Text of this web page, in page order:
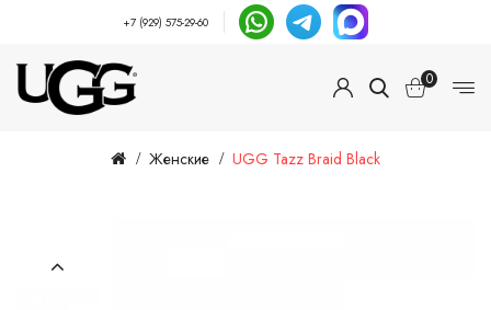
+7 (929) 575-29-60
0
Женские UGG Tazz Braid Black